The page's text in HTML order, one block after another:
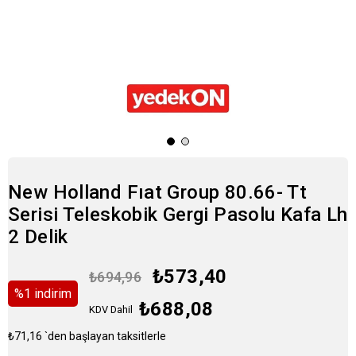
New Holland Fıat Group 80.66- Tt
Serisi Teleskobik Gergi Pasolu Kafa Lh
2 Delik
%1 i̇ndirim
₺694,96 ₺573,40
KDV Dahil ₺688,08
₺71,16 `den başlayan taksitlerle